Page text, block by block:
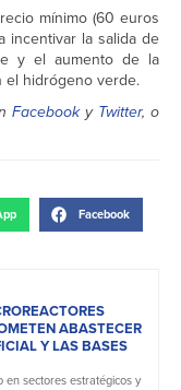
mínimo (60 euros
incentivar la salida de
y el aumento de la
el hidrógeno verde.
Facebooky Twitter, o
Facebook
ABASTECER
Y LAS BASES
en sectores estratégicos y